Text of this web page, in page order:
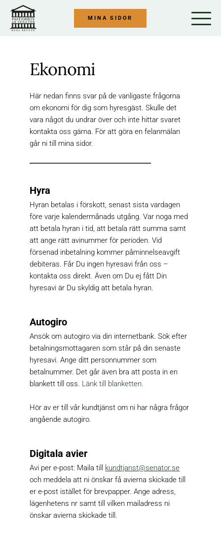
innehåll
MINA SIDOR
Ekonomi
Här nedan finns svar på de vanligaste frågorna
om ekonomi för dig som hyresgäst. Skulle det
vara något du undrar över och inte hittar svaret
kontakta oss gärna. För att göra en felanmälan
går ni till mina sidor.
Hyra
Hyran betalas i förskott, senast sista vardagen
före varje kalendermånads utgång. Var noga med
att betala hyran i tid, att betala rätt summa samt
att ange rätt avinummer för perioden. Vid
försenad inbetalning kommer påminnelseavgift
debiteras. Får Du ingen hyresavi från oss –
kontakta oss direkt. Även om Du ej fått Din
hyresavi är Du skyldig att betala hyran.
Autogiro
Ansök om autogiro via din internetbank. Sök efter
betalningsmottagaren som står på din senaste
hyresavi. Ange ditt personnummer som
betalnummer. Det går även bra att posta in en
blankett till oss. Länk till blanketten.
Hör av er till vår kundtjänst om ni har några frågor
angående autogiro.
Digitala avier
Avi per e-post: Maila till kundtjanst@senator.se
och meddela att ni önskar få avierna skickade till
er e-post istället för brevpapper. Ange adress,
lägenhetens nr samt till vilken mailadress ni
önskar avierna skickade till.